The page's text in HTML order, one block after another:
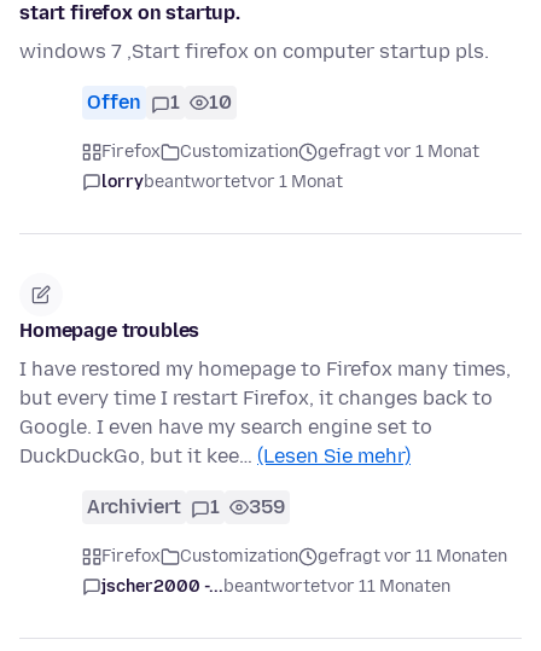
start firefox on startup.
windows 7 ,Start firefox on computer startup pls.
Offen 1 10
Firefox Customization
gefragt vor 1 Monat
lorrybeantwortetvor 1 Monat
Homepage troubles
I have restored my homepage to Firefox many times,
but every time I restart Firefox, it changes back to
Google. I even have my search engine set to
DuckDuckGo, but it kee… (Lesen Sie mehr)
Archiviert 1 359
Firefox Customization
gefragt vor 11 Monaten
jscher2000 -...beantwortetvor 11 Monaten